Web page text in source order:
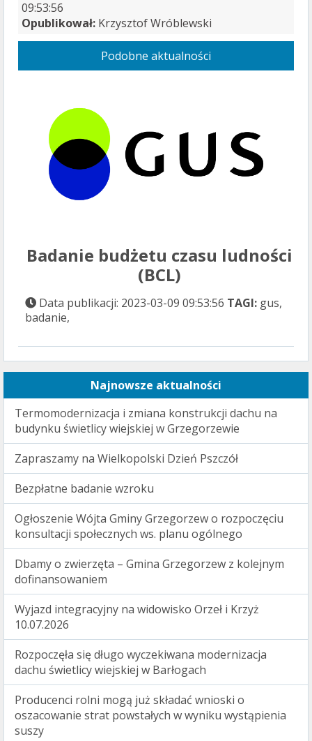
09:53:56
Opublikował: Krzysztof Wróblewski
Podobne aktualności
Badanie budżetu czasu ludności
(BCL)
Data publikacji: 2023-03-09 09:53:56 TAGI: gus,
badanie,
Najnowsze aktualności
Termomodernizacja i zmiana konstrukcji dachu na
budynku świetlicy wiejskiej w Grzegorzewie
Zapraszamy na Wielkopolski Dzień Pszczół
Bezpłatne badanie wzroku
Ogłoszenie Wójta Gminy Grzegorzew o rozpoczęciu
konsultacji społecznych ws. planu ogólnego
Dbamy o zwierzęta – Gmina Grzegorzew z kolejnym
dofinansowaniem
Wyjazd integracyjny na widowisko Orzeł i Krzyż
10.07.2026
Rozpoczęła się długo wyczekiwana modernizacja
dachu świetlicy wiejskiej w Barłogach
Producenci rolni mogą już składać wnioski o
oszacowanie strat powstałych w wyniku wystąpienia
suszy